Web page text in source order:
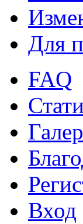
Для
FAQ
Вход